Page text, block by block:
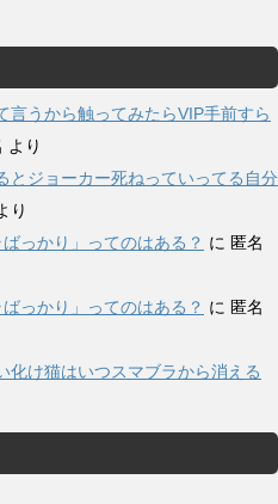
言うから触ってみたらVIP手前すら
より
とジョーカー死ねっていってる自分
り
っかり」ってのはある？ に 匿名
っかり」ってのはある？ に 匿名
化け猫はいつスマブラから消える